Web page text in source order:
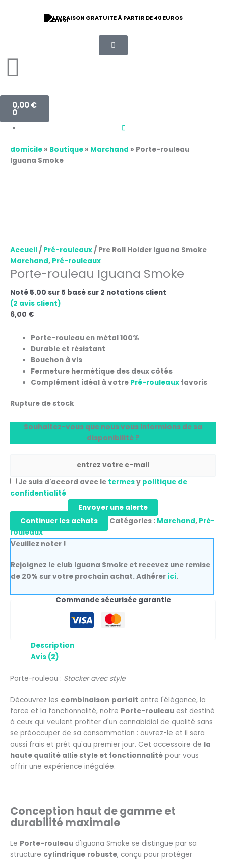
LIVRAISON GRATUITE À PARTIR DE 40 EUROS
0,00€
0
Panier
domicile » Boutique » Marchand » Porte-rouleau
Iguana Smoke
Accueil/ Pré-rouleaux/ Pre Roll Holder Iguana Smoke
Marchand, Pré-rouleaux
Porte-rouleau Iguana Smoke
Noté 5.00 sur 5 basé sur 2 notations client
(2 avis client)
6,00 €
Porte-rouleau en métal 100%
Durable et résistant
Bouchon à vis
Fermeture hermétique des deux côtés
Complément idéal à votre Pré-rouleaux favoris
Rupture de stock
Souhaitez-vous que nous vous informions de sa
disponibilité ?
Je suis d'accord avec le termesy politique de
confidentialité
Envoyer une alerte
Continuer les achats
Catégories : Marchand, Pré-
rouleaux
Veuillez noter !
Rejoignez le club Iguana Smoke et recevez une remise
de 20% sur votre prochain achat. Adhérer ici.
Commande sécurisée garantie
Description
Avis (2)
Porte-rouleau : Stocker avec style
Découvrez les combinaison parfait entre l'élégance, la
force et la fonctionnalité, notre Porte-rouleau est destiné
à ceux qui veulent profiter d'un cannabidiol de qualité sans
se préoccuper de sa consommation : ouvrez-le et il sera
aussi frais et prêt qu'au premier jour. Cet accessoire de la
haute qualité allie style et fonctionnalité pour vous
offrir une expérience inégalée.
Conception haut de gamme et
durabilité maximale
Le Porte-rouleau d'Iguana Smoke se distingue par sa
structure cylindrique robuste, conçu pour protéger